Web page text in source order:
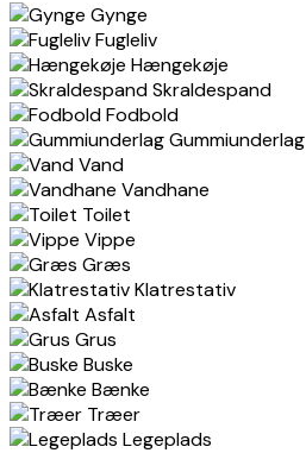
Gynge
Fugleliv
Hængekøje
Skraldespand
Fodbold
Gummiunderlag
Vand
Vandhane
Toilet
Vippe
Græs
Klatrestativ
Asfalt
Grus
Buske
Bænke
Træer
Legeplads